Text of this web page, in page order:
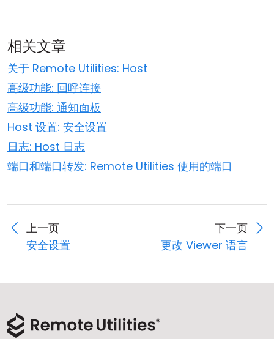
相关文章
关于 Remote Utilities: Host
高级功能: 回呼连接
高级功能: 通知面板
Host 设置: 安全设置
日志: Host 日志
端口和端口转发: Remote Utilities 使用的端口
上一页
安全设置
下一页
更改 Viewer 语言